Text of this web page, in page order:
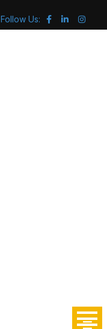
Follow Us: